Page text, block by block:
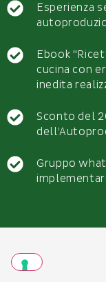
Esperienza
Ebook
cucina con
inedita
Sconto del
Gruppo